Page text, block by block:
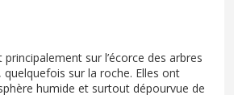
sur l’écorce des arbres
quelquefois sur la roche. Elles ont
humide et surtout dépourvue de